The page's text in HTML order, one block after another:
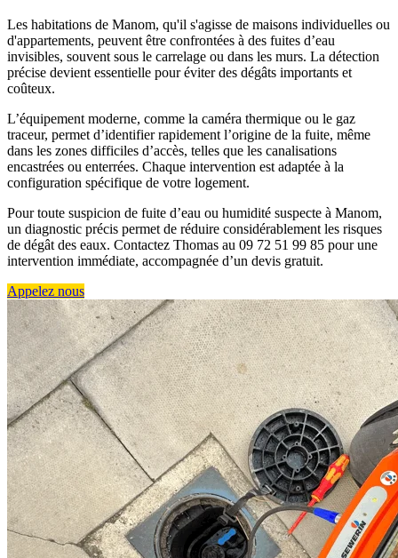
Les habitations de Manom, qu'il s'agisse de maisons individuelles ou
d'appartements, peuvent être confrontées à des fuites d’eau
invisibles, souvent sous le carrelage ou dans les murs. La détection
précise devient essentielle pour éviter des dégâts importants et
coûteux.
L’équipement moderne, comme la caméra thermique ou le gaz
traceur, permet d’identifier rapidement l’origine de la fuite, même
dans les zones difficiles d’accès, telles que les canalisations
encastrées ou enterrées. Chaque intervention est adaptée à la
configuration spécifique de votre logement.
Pour toute suspicion de fuite d’eau ou humidité suspecte à Manom,
un diagnostic précis permet de réduire considérablement les risques
de dégât des eaux. Contactez Thomas au 09 72 51 99 85 pour une
intervention immédiate, accompagnée d’un devis gratuit.
Appelez nous